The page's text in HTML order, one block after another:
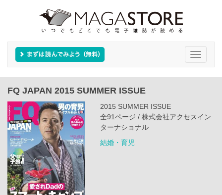
Toggle
FQ JAPAN 2015 SUMMER ISSUE
2015 SUMMER ISSUE
全91ページ / 株式会社アクセスイン
ターナショナル
結婚・育児